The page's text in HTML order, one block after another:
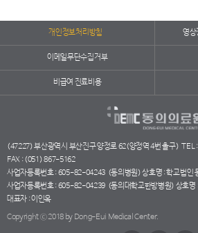
개인정보처리방침 영상
이메일무단수집거부
비급여 진료비용
(47227) 부산광역시 부산진구 양정로 62(양정역 4번 출구) TEL
FAX : (051) 867-5162
사업자등록번호 : 605-82-04243 (동의병원) 상호명 : 학교법인
사업자등록번호 : 605-82-04239 (동의대학교한방병원) 상호명
대표자 : 이인옥
Copyright ⓒ 2018 by Dong-Eui Medical Center.